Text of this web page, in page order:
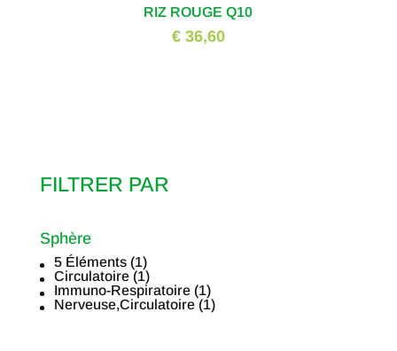
RIZ ROUGE Q10
€ 36,60
FILTRER PAR
Sphère
Sphère
5 Éléments (1)
Circulatoire (1)
Immuno-Respiratoire (1)
Nerveuse,Circulatoire (1)